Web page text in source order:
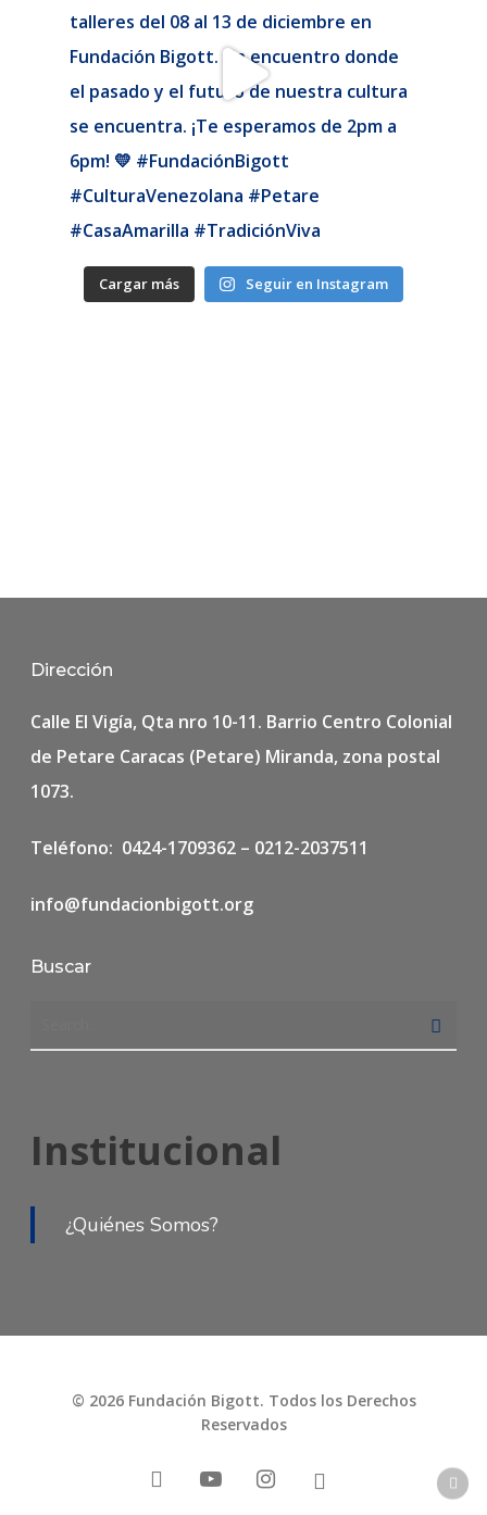
Cargar más Seguir en Instagram
Dirección
Calle El Vigía, Qta nro 10-11. Barrio Centro Colonial
de Petare Caracas (Petare) Miranda, zona postal
1073.
Teléfono: 0424-1709362 – 0212-2037511
info@fundacionbigott.org
Buscar
Institucional
¿Quiénes Somos?
© 2026 Fundación Bigott. Todos los Derechos
Reservados
facebookyoutubeinstagramtiktok